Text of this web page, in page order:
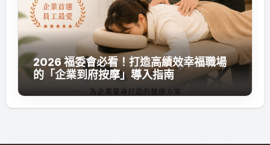
2026 福委會必看！打造高績效幸福職場
的「企業到府按摩」導入指南